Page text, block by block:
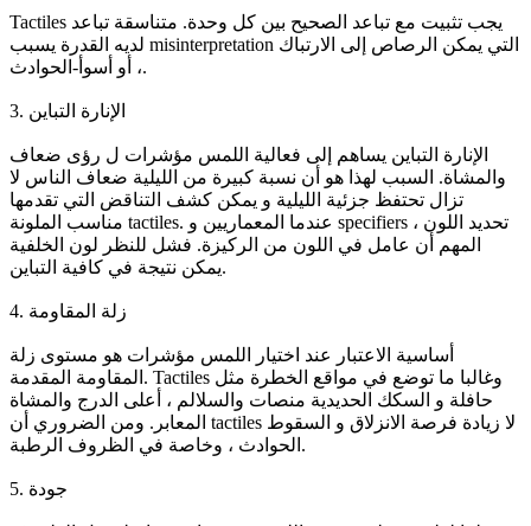
Tactiles يجب تثبيت مع تباعد الصحيح بين كل وحدة. متناسقة تباعد
لديه القدرة يسبب misinterpretation التي يمكن الرصاص إلى الارتباك
، أو أسوأ-الحوادث.
3. الإنارة التباين
الإنارة التباين يساهم إلى فعالية اللمس مؤشرات ل رؤى ضعاف
والمشاة. السبب لهذا هو أن نسبة كبيرة من الليلية ضعاف الناس لا
تزال تحتفظ جزئية الليلية و يمكن كشف التناقض التي تقدمها
مناسب الملونة tactiles. عندما المعماريين و specifiers تحديد اللون ،
المهم أن عامل في اللون من الركيزة. فشل للنظر لون الخلفية
يمكن نتيجة في كافية التباين.
4. زلة المقاومة
أساسية الاعتبار عند اختيار اللمس مؤشرات هو مستوى زلة
المقاومة المقدمة. Tactiles وغالبا ما توضع في مواقع الخطرة مثل
حافلة و السكك الحديدية منصات والسلالم ، أعلى الدرج والمشاة
المعابر. ومن الضروري أن tactiles لا زيادة فرصة الانزلاق و السقوط
الحوادث ، وخاصة في الظروف الرطبة.
5. جودة